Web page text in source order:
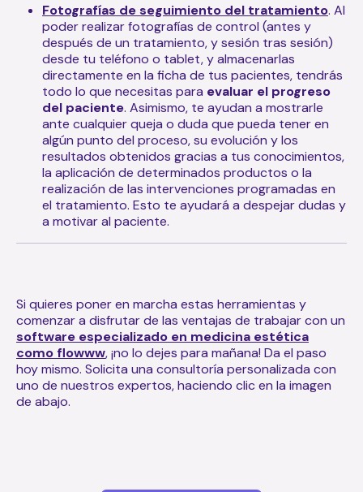
Fotografías de seguimiento del tratamiento. Al
poder realizar fotografías de control (antes y
después de un tratamiento, y sesión tras sesión)
desde tu teléfono o tablet, y almacenarlas
directamente en la ficha de tus pacientes, tendrás
todo lo que necesitas para evaluar el progreso
del paciente. Asimismo, te ayudan a mostrarle
ante cualquier queja o duda que pueda tener en
algún punto del proceso, su evolución y los
resultados obtenidos gracias a tus conocimientos,
la aplicación de determinados productos o la
realización de las intervenciones programadas en
el tratamiento. Esto te ayudará a despejar dudas y
a motivar al paciente.
Si quieres poner en marcha estas herramientas y
comenzar a disfrutar de las ventajas de trabajar con un
software especializado en medicina estética
como flowww, ¡no lo dejes para mañana! Da el paso
hoy mismo. Solicita una consultoría personalizada con
uno de nuestros expertos, haciendo clic en la imagen
de abajo.